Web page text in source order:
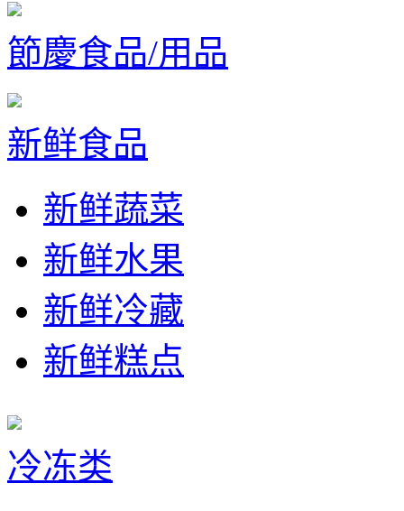
節慶食品/用品
新鲜食品
新鲜蔬菜
新鲜水果
新鲜冷藏
新鲜糕点
冷冻类